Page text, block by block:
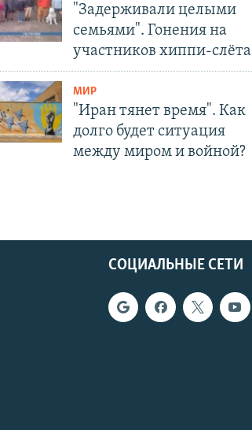
"Задерживали целыми
семьями". Гонения на
участников хиппи-слёта
МИР
"Иран тянет время". Как
долго будет ситуация
между миром и войной?
СОЦИАЛЬНЫЕ СЕТИ